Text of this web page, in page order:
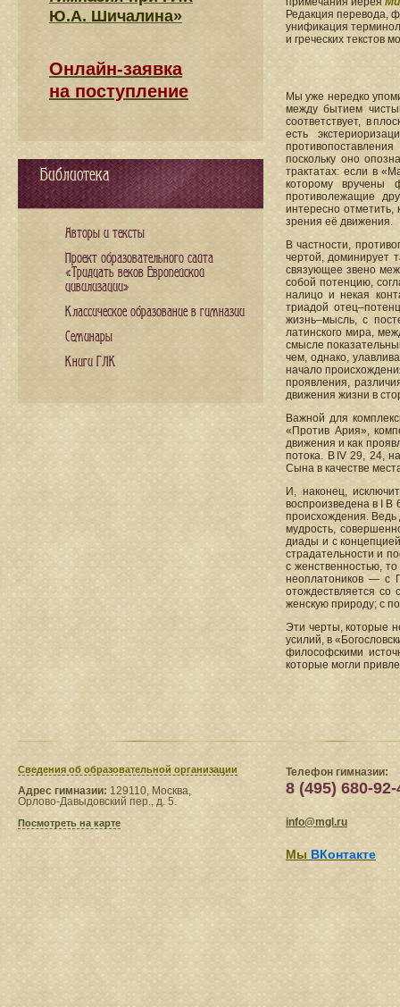
Редакция перевода,
унификация
и греческих текстов
Мы уже нередко
между бытием
соответствует, в
есть
поскольку оно
трактатах: если в
которому вручены
противолежащие
интересно отметить,
зрения её движения.
В частности,
чертой, доминирует
связующее звено
собой потенцию,
налицо и некая
триадой
жизнь–мысль, с
латинского мира,
смысле
чем, однако,
начало
проявления,
движения жизни в
Важной для
«Против Ария»,
движения и как
потока. В IV 29, 24,
Сына в качестве
И, наконец,
воспроизведена в I B
происхождения. Ведь
мудрость,
диады и с
страдательности и
с женственностью,
неоплатоников — с
отождествляется со
женскую природу; с
Эти черты, которые
усилий, в
философскими
которые могли
Ю.А. Шичалина»
Онлайн-заявка
на поступление
Библиотека
Авторы и тексты
Проект образовательного сайта
«Тридцать веков Европейской
цивилизации»
Классическое образование в гимназии
Семинары
Книги ГЛК
Сведения​ об образовательной организации
Адрес гимназии: 129110, Москва,
Орлово-Давыдовский пер., д. 5.
Посмотреть на карте
Телефон гимназии:
8 (495) 680-92-
info@mgl.ru
Мы ВКонтакте